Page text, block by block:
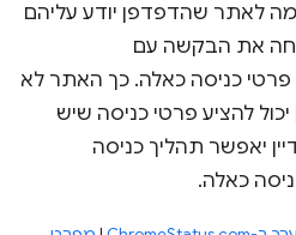
לאתר שהדפדפן יודע עליהם
את הבקשה עם
פרטי כניסה כאלה. כך האתר לא
להציע פרטי כניסה שיש
יאפשר תהליך כניסה
כאלה.